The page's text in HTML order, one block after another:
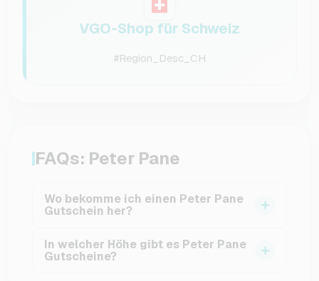
VGO-Shop für Schweiz
#Region_Desc_CH
FAQs: Peter Pane
Wo bekomme ich einen Peter Pane
Gutschein her?
schnell einen Peter Pane Gutschein kaufen.
In welcher Höhe gibt es Peter Pane
Gutscheine?